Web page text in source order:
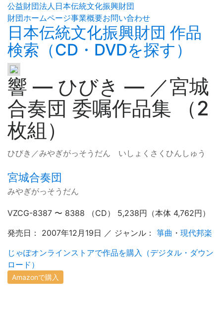
公益財団法人日本伝統文化振興財団
財団ホームページ事業概要お問い合わせ
日本伝統文化振興財団 作品
検索（CD・DVDを探す）
響 — ひびき — ／宮城
合奏団 委嘱作品集 （2
枚組）
ひびき／みやぎがっそうだん いしょくさくひんしゅう
宮城合奏団
みやぎがっそうだん
VZCG-8387 〜 8388 （CD） 5,238円（本体 4,762円）
発売日： 2007年12月19日 ／ ジャンル： 箏曲 ・ 現代邦楽
じゃぽオンラインストアで作品を購入（デジタル・ダウン
ロード）
Amazonで購入